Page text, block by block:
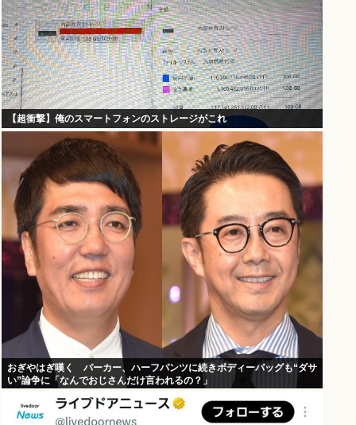
【超衝撃】俺のスマートフォンのストレージがこれ
おぎやはぎ嘆く パーカー、ハーフパンツに続きボディーバッグも“ダサ
い”論争に「なんでおじさんだけ言われるの？」